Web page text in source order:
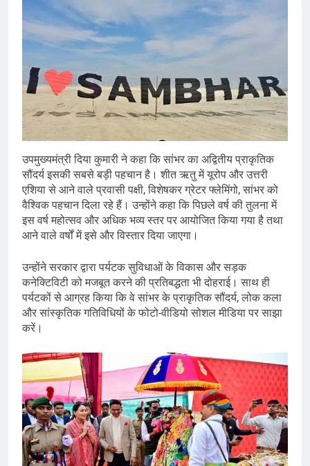
उपमुख्यमंत्री दिया कुमारी ने कहा कि सांभर का अद्वितीय प्राकृतिक
सौंदर्य इसकी सबसे बड़ी पहचान है। शीत ऋतु में यूरोप और उत्तरी
एशिया से आने वाले प्रवासी पक्षी, विशेषकर ग्रेटर फ्लेमिंगो, सांभर को
वैश्विक पहचान दिला रहे हैं। उन्होंने कहा कि पिछले वर्ष की तुलना में
इस वर्ष महोत्सव और अधिक भव्य स्तर पर आयोजित किया गया है तथा
आने वाले वर्षों में इसे और विस्तार दिया जाएगा।
उन्होंने सरकार द्वारा पर्यटक सुविधाओं के विकास और सड़क
कनेक्टिविटी को मजबूत करने की प्रतिबद्धता भी दोहराई। साथ ही
पर्यटकों से आग्रह किया कि वे सांभर के प्राकृतिक सौंदर्य, लोक कला
और सांस्कृतिक गतिविधियों के फोटो-वीडियो सोशल मीडिया पर साझा
करें।